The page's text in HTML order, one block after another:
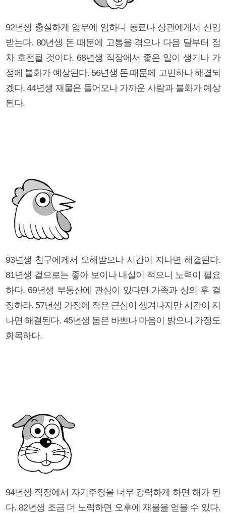
92년생 충실하게 업무에 임하니 동료나 상관에게서 신임
받는다. 80년생 돈 때문에 고통을 겪으나 다음 달부터 점
차 호전될 것이다. 68년생 직장에서 좋은 일이 생기나 가
정에 불화가 예상된다. 56년생 돈 때문에 고민하나 해결되
겠다. 44년생 재물은 들어오나 가까운 사람과 불화가 예상
된다.
93년생 친구에게서 오해받으나 시간이 지나면 해결된다.
81년생 겉으로는 좋아 보이나 내실이 적으니 노력이 필요
하다. 69년생 부동산에 관심이 있다면 가족과 상의 후 결
정하라. 57년생 가정에 작은 근심이 생겨나지만 시간이 지
나면 해결된다. 45년생 몸은 바쁘나 마음이 밝으니 가정도
화목하다.
94년생 직장에서 자기주장을 너무 강력하게 하면 해가 된
다. 82년생 조금 더 노력하면 오후에 재물을 얻을 수 있다.